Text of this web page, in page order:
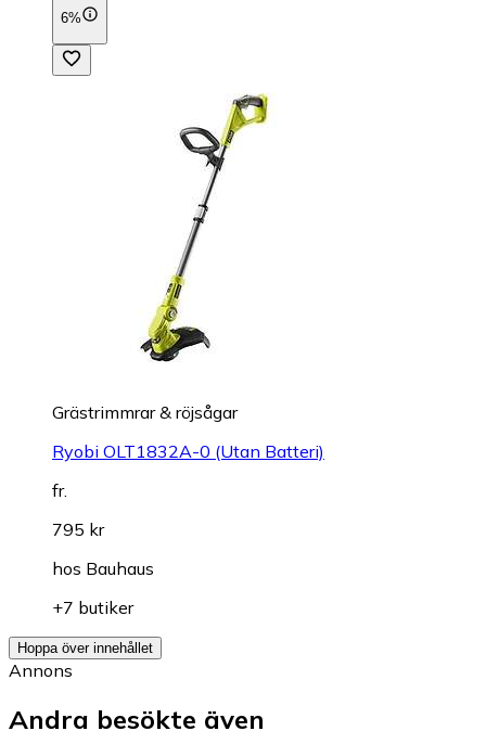
6%
Grästrimmrar & röjsågar
Ryobi OLT1832A-0 (Utan Batteri)
fr.
795 kr
hos Bauhaus
+7 butiker
Hoppa över innehållet
Annons
Andra besökte även